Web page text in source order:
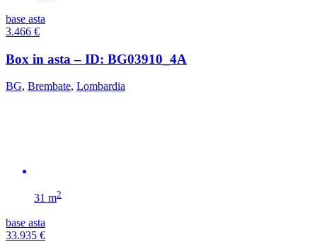
base asta
3.466 €
Box in asta – ID: BG03910_4A
BG, Brembate, Lombardia
31 m2
base asta
33.935 €